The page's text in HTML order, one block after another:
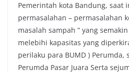
Pemerintah kota Bandung, saat
permasalahan – permasalahan
masalah sampah ” yang
melebihi kapasitas yang
perilaku para BUMD ) Perumda,
Perumda Pasar Juara Serta